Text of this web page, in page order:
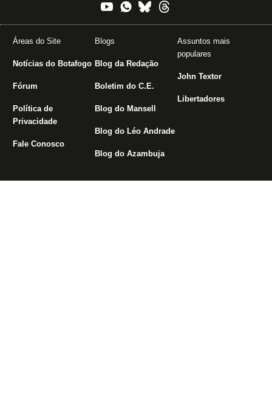
Áreas do Site
Notícias do Botafogo
Fórum
Política de
Privacidade
Fale Conosco
Blogs
Blog da Redação
Boletim do C.E.
Blog do Mansell
Blog do Léo Andrade
Blog do Azambuja
Assuntos mais
populares
John Textor
Libertadores